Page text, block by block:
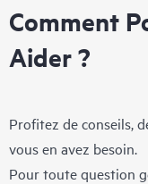
Comment
Aider ?
Profitez de conseils,
vous en avez besoin.
Pour toute question